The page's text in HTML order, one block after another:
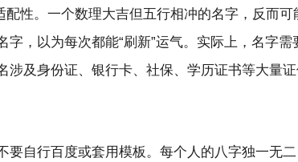
配性。一个数理大吉但五行相冲的名字，反而可
字，以为每次都能“刷新”运气。实际上，名字
涉及身份证、银行卡、社保、学历证书等大量
要自行百度或套用模板。每个人的八字独一无